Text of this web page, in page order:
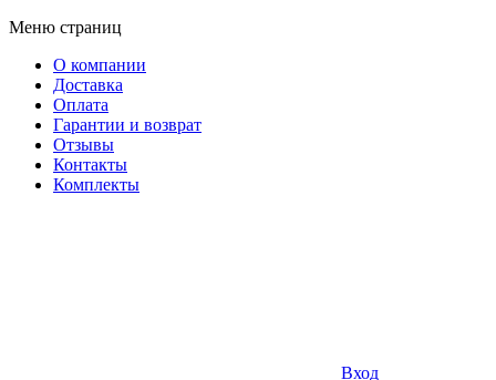
Меню страниц
О компании
Доставка
Оплата
Гарантии и возврат
Отзывы
Контакты
Комплекты
Вход